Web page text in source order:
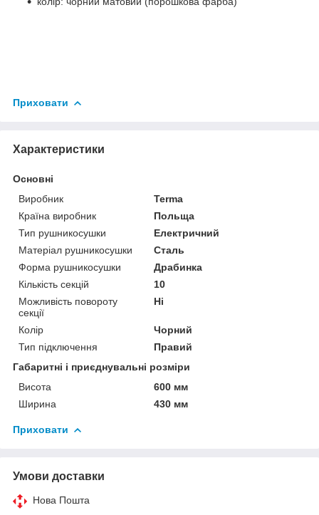
Приховати
Характеристики
Основні
Виробник
Terma
Країна виробник
Польща
Тип рушникосушки
Електричний
Матеріал рушникосушки
Сталь
Форма рушникосушки
Драбинка
Кількість секцій
10
Можливість повороту
секції
Ні
Колір
Чорний
Тип підключення
Правий
Габаритні і приєднувальні розміри
Висота
600 мм
Ширина
430 мм
Приховати
Умови доставки
Нова Пошта